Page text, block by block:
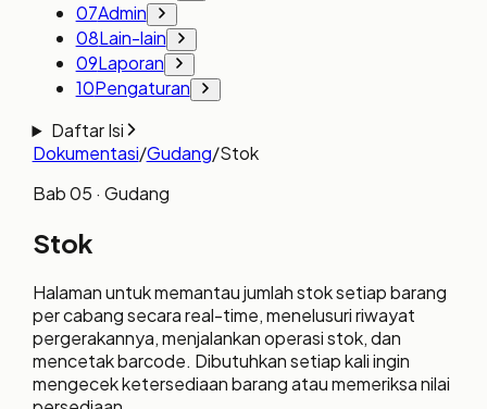
07Admin
08Lain-lain
09Laporan
10Pengaturan
Daftar Isi
Dokumentasi/Gudang/Stok
Bab05 · Gudang
Stok
Halaman untuk memantau jumlah stok setiap barang
per cabang secara real-time, menelusuri riwayat
pergerakannya, menjalankan operasi stok, dan
mencetak barcode. Dibutuhkan setiap kali ingin
mengecek ketersediaan barang atau memeriksa nilai